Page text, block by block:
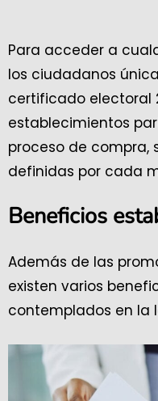
Para acceder a
los ciudadanos
certificado electoral
establecimientos
proceso de compra,
definidas por cada
Beneficios
Además de las
existen varios
contemplados en la